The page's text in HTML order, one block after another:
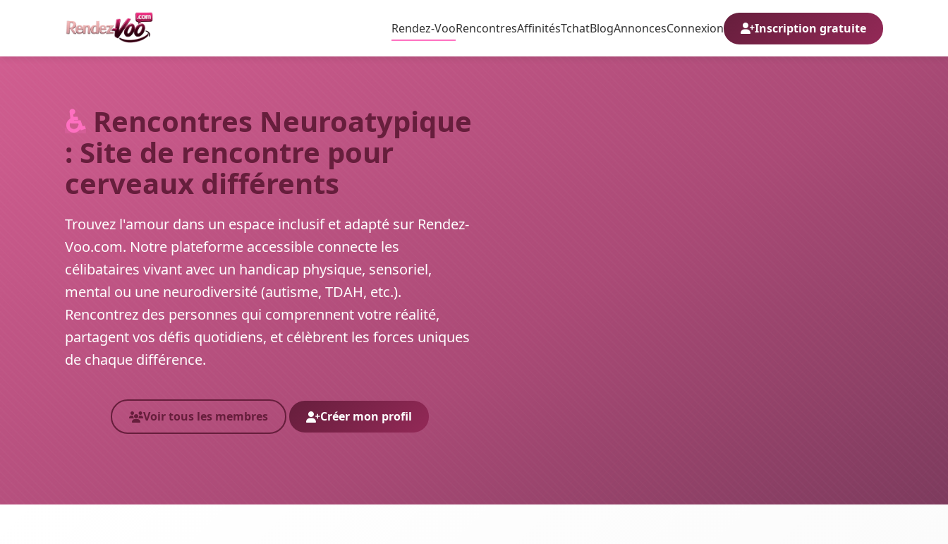
Rendez-VooRencontresAffinitésTchatBlogAnnoncesConnexion Inscription gratuite
♿ Rencontres Neuroatypique
: Site de rencontre pour
cerveaux différents
Trouvez l'amour dans un espace inclusif et adapté sur Rendez-
Voo.com. Notre plateforme accessible connecte les
célibataires vivant avec un handicap physique, sensoriel,
mental ou une neurodiversité (autisme, TDAH, etc.).
Rencontrez des personnes qui comprennent votre réalité,
partagent vos défis quotidiens, et célèbrent les forces uniques
de chaque différence.
Voir tous les membres Créer mon profil